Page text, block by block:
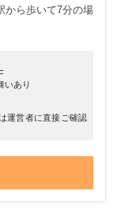
から歩いて7分の場
いあり
運営者に直接ご確認